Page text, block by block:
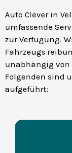
Auto Clever in
umfassende
zur Verfügung.
Fahrzeugs
unabhängig von
Folgenden sind
aufgeführt: